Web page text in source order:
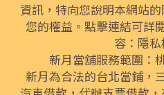
資訊，特向您說明本網站
您的權益。點擊連結可詳
容： 隱
新月當舖服務範圍：
新月為合法的台北當鋪 ，